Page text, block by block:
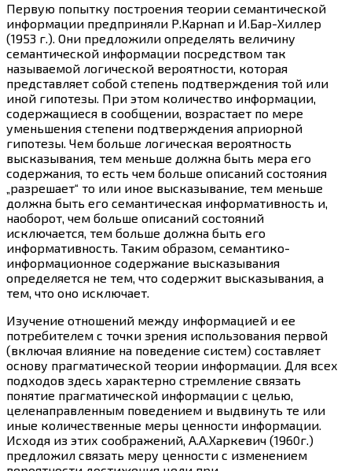
Первую попытку построения теории семантической
информации предприняли Р.Карнап и И.Бар-Хиллер
(1953 г.). Они предложили определять величину
семантической информации посредством так
называемой логической вероятности, которая
представляет собой степень подтверждения той или
иной гипотезы. При этом количество информации,
содержащиеся в сообщении, возрастает по мере
уменьшения степени подтверждения априорной
гипотезы. Чем больше логическая вероятность
высказывания, тем меньше должна быть мера его
содержания, то есть чем больше описаний состояния
„разрешает“ то или иное высказывание, тем меньше
должна быть его семантическая информативность и,
наоборот, чем больше описаний состояний
исключается, тем больше должна быть его
информативность. Таким образом, семантико-
информационное содержание высказывания
определяется не тем, что содержит высказывания, а
тем, что оно исключает.
Изучение отношений между информацией и ее
потребителем с точки зрения использования первой
(включая влияние на поведение систем) составляет
основу прагматической теории информации. Для всех
подходов здесь характерно стремление связать
понятие прагматической информации с целью,
целенаправленным поведением и выдвинуть те или
иные количественные меры ценности информации.
Исходя из этих соображений, А.А.Харкевич (1960г.)
предложил связать меру ценности с изменением